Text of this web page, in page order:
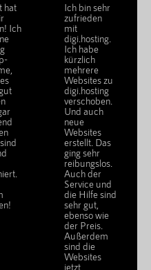
hat
Ich
Ich bin sehr
zufrieden
mit
digi.hosting.
Ich habe
kürzlich
mehrere
Websites zu
digi.hosting
verschoben.
Und auch
neue
Websites
erstellt. Das
ging sehr
reibungslos.
Auch der
Service und
die Hilfe sind
sehr gut,
ebenso wie
der Preis.
Außerdem
sind die
Websites
jetzt